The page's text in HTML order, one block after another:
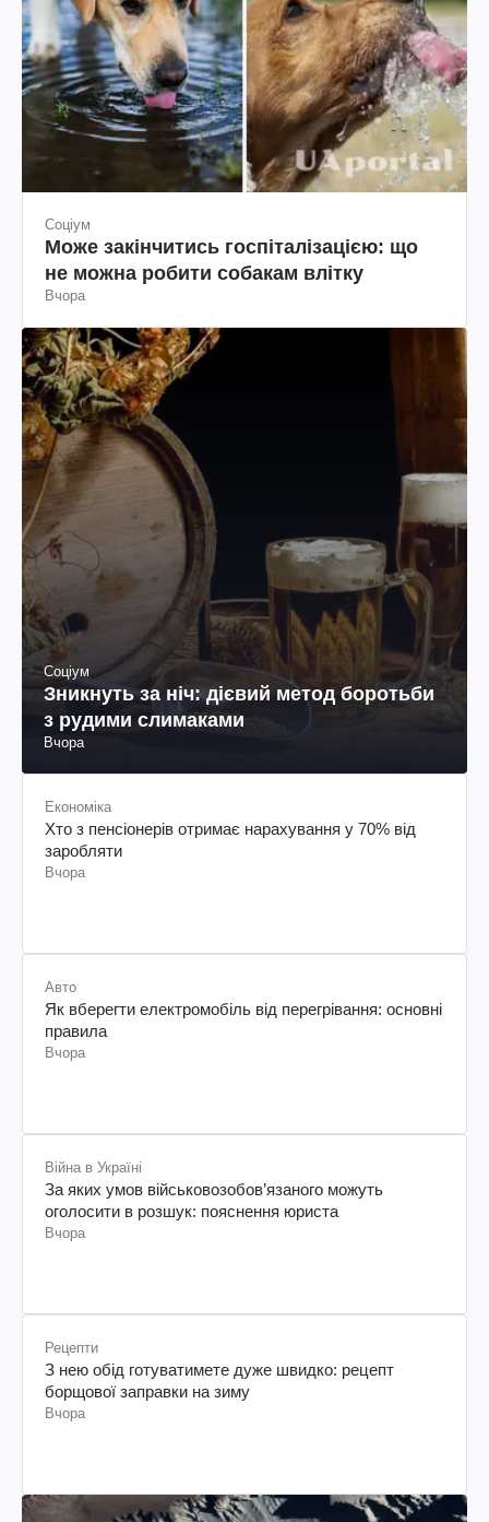
Соціум
Може закінчитись госпіталізацією: що
не можна робити собакам влітку
Вчора
Соціум
Зникнуть за ніч: дієвий метод боротьби
з рудими слимаками
Вчора
Економіка
Хто з пенсіонерів отримає нарахування у 70% від
заробляти
Вчора
Авто
Як вберегти електромобіль від перегрівання: основні
правила
Вчора
Війна в Україні
За яких умов військовозобов’язаного можуть
оголосити в розшук: пояснення юриста
Вчора
Рецепти
З нею обід готуватимете дуже швидко: рецепт
борщової заправки на зиму
Вчора